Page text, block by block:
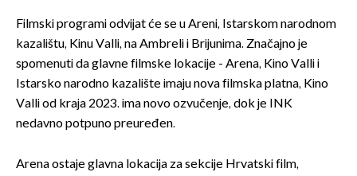
Filmski programi odvijat će se u Areni, Istarskom narodnom
kazalištu, Kinu Valli, na Ambreli i Brijunima. Značajno je
spomenuti da glavne filmske lokacije - Arena, Kino Valli i
Istarsko narodno kazalište imaju nova filmska platna, Kino
Valli od kraja 2023. ima novo ozvučenje, dok je INK
nedavno potpuno preuređen.
Arena ostaje glavna lokacija za sekcije Hrvatski film,